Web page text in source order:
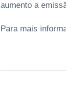
aumento a
Para mais